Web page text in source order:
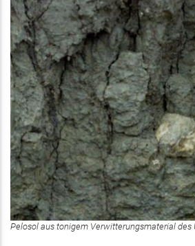
Pelosol aus tonigem Verwitterungsmaterial des